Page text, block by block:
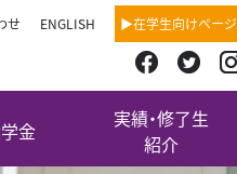
せ ENGLISH ▶在学生向けページ
金
実績・修了生
紹介